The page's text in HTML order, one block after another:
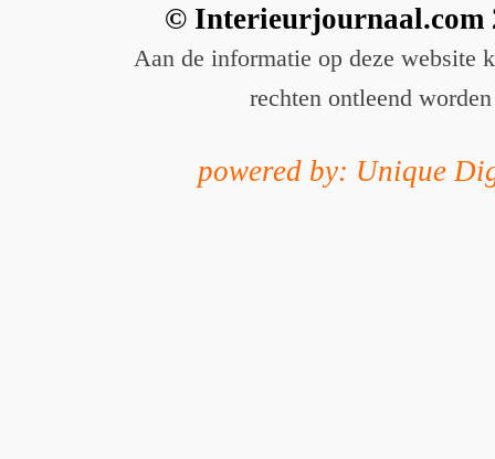
© Interieurjournaal.com
Aan de informatie op deze website
rechten ontleend worden
powered by: Unique